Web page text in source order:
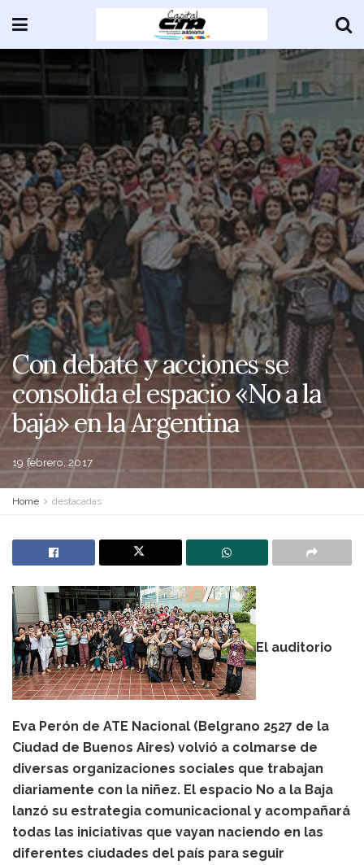
Con debate y acciones se
consolida el espacio «No a la
baja» en la Argentina
19 febrero, 2017
Home destacadas
El auditorio
Eva Perón de ATE Nacional (Belgrano 2527 de la
Ciudad de Buenos Aires) volvió a colmarse de
diversas organizaciones sociales que trabajan
diariamente con la niñez. El espacio No a la Baja
lanzó su estrategia comunicacional y acompañará
todas las iniciativas que vayan naciendo en las
diferentes ciudades del país para seguir